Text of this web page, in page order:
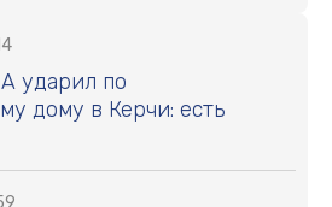
ударил по
дому в Керчи: есть